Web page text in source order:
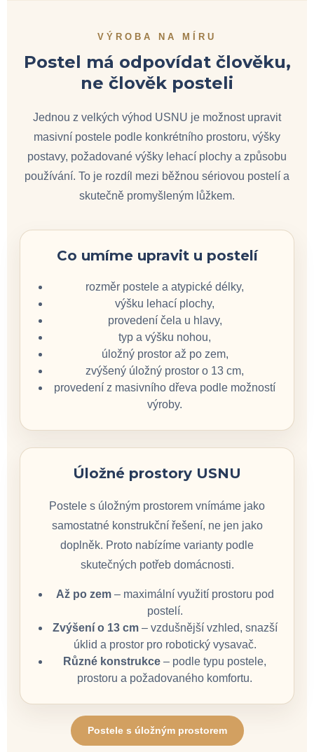
VÝROBA NA MÍRU
Postel má odpovídat člověku,
ne člověk posteli
Jednou z velkých výhod USNU je možnost upravit
masivní postele podle konkrétního prostoru, výšky
postavy, požadované výšky lehací plochy a způsobu
používání. To je rozdíl mezi běžnou sériovou postelí a
skutečně promyšleným lůžkem.
Co umíme upravit u postelí
rozměr postele a atypické délky,
výšku lehací plochy,
provedení čela u hlavy,
typ a výšku nohou,
úložný prostor až po zem,
zvýšený úložný prostor o 13 cm,
provedení z masivního dřeva podle možností
výroby.
Úložné prostory USNU
Postele s úložným prostorem vnímáme jako
samostatné konstrukční řešení, ne jen jako
doplněk. Proto nabízíme varianty podle
skutečných potřeb domácnosti.
Až po zem– maximální využití prostoru pod
postelí.
Zvýšení o 13 cm– vzdušnější vzhled, snazší
úklid a prostor pro robotický vysavač.
Různé konstrukce – podle typu postele,
prostoru a požadovaného komfortu.
Postele s úložným prostorem